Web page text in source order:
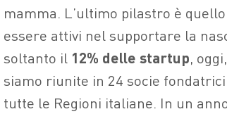
mamma. L’ultimo pilastro è quello
essere attivi nel supportare la
soltanto il 12% delle startup, oggi,
siamo riunite in 24 socie
tutte le Regioni italiane. In un